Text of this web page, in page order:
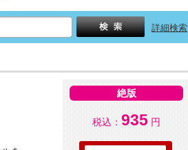
詳細検索
絶版
税込： 935 円